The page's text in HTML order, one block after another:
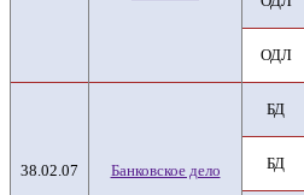
ОДЛ
38.02.07 Банковское дело
БД
БД